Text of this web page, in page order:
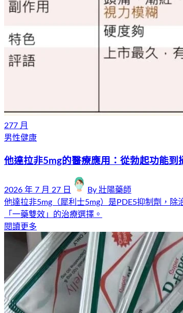
277 月
男性健康
他達拉非5mg的醫療應用：從勃起功能到
2026 年 7 月 27 日 By 壯陽藥師
他達拉非5mg（犀利士5mg）是PDE5抑制劑，
「一藥雙效」的治療選擇。
閱讀更多